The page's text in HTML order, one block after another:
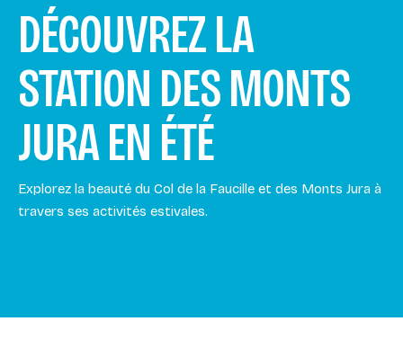
DÉCOUVREZ LA
STATION DES MONTS
JURA EN ÉTÉ
Explorez la beauté du Col de la Faucille et des Monts Jura à
travers ses activités estivales.